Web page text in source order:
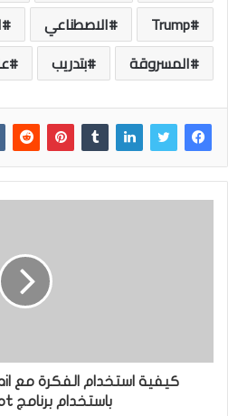
Trump
الاصطناعي
المسروقة
بتدريب
باستخدام برنامج Apps Script